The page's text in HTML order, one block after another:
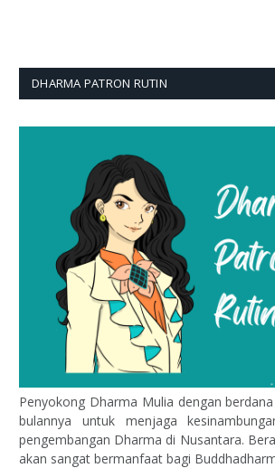
DHARMA PATRON RUTIN
Penyokong Dharma Mulia dengan
bulannya untuk menjaga
pengembangan Dharma di Nusantara.
akan sangat bermanfaat bagi